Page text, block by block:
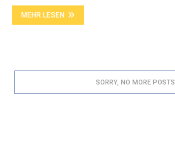
MEHR LESEN
SORRY, NO MORE POSTS